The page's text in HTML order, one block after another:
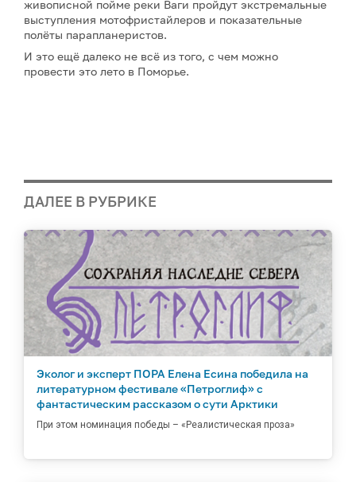
живописной пойме реки Ваги пройдут экстремальные
выступления мотофристайлеров и показательные
полёты парапланеристов.
И это ещё далеко не всё из того, с чем можно
провести это лето в Поморье.
ДАЛЕЕ В РУБРИКЕ
Эколог и эксперт ПОРА Елена Есина победила на
литературном фестивале «Петроглиф» с
фантастическим рассказом о сути Арктики
При этом номинация победы – «Реалистическая проза»